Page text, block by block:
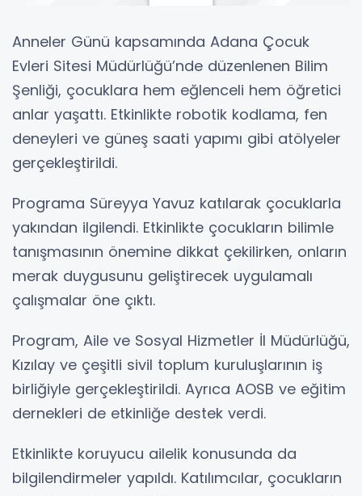
Anneler Günü kapsamında Adana Çocuk
Evleri Sitesi Müdürlüğü’nde düzenlenen Bilim
Şenliği, çocuklara hem eğlenceli hem öğretici
anlar yaşattı. Etkinlikte robotik kodlama, fen
deneyleri ve güneş saati yapımı gibi atölyeler
gerçekleştirildi.
Programa Süreyya Yavuz katılarak çocuklarla
yakından ilgilendi. Etkinlikte çocukların bilimle
tanışmasının önemine dikkat çekilirken, onların
merak duygusunu geliştirecek uygulamalı
çalışmalar öne çıktı.
Program, Aile ve Sosyal Hizmetler İl Müdürlüğü,
Kızılay ve çeşitli sivil toplum kuruluşlarının iş
birliğiyle gerçekleştirildi. Ayrıca AOSB ve eğitim
dernekleri de etkinliğe destek verdi.
Etkinlikte koruyucu ailelik konusunda da
bilgilendirmeler yapıldı. Katılımcılar, çocukların